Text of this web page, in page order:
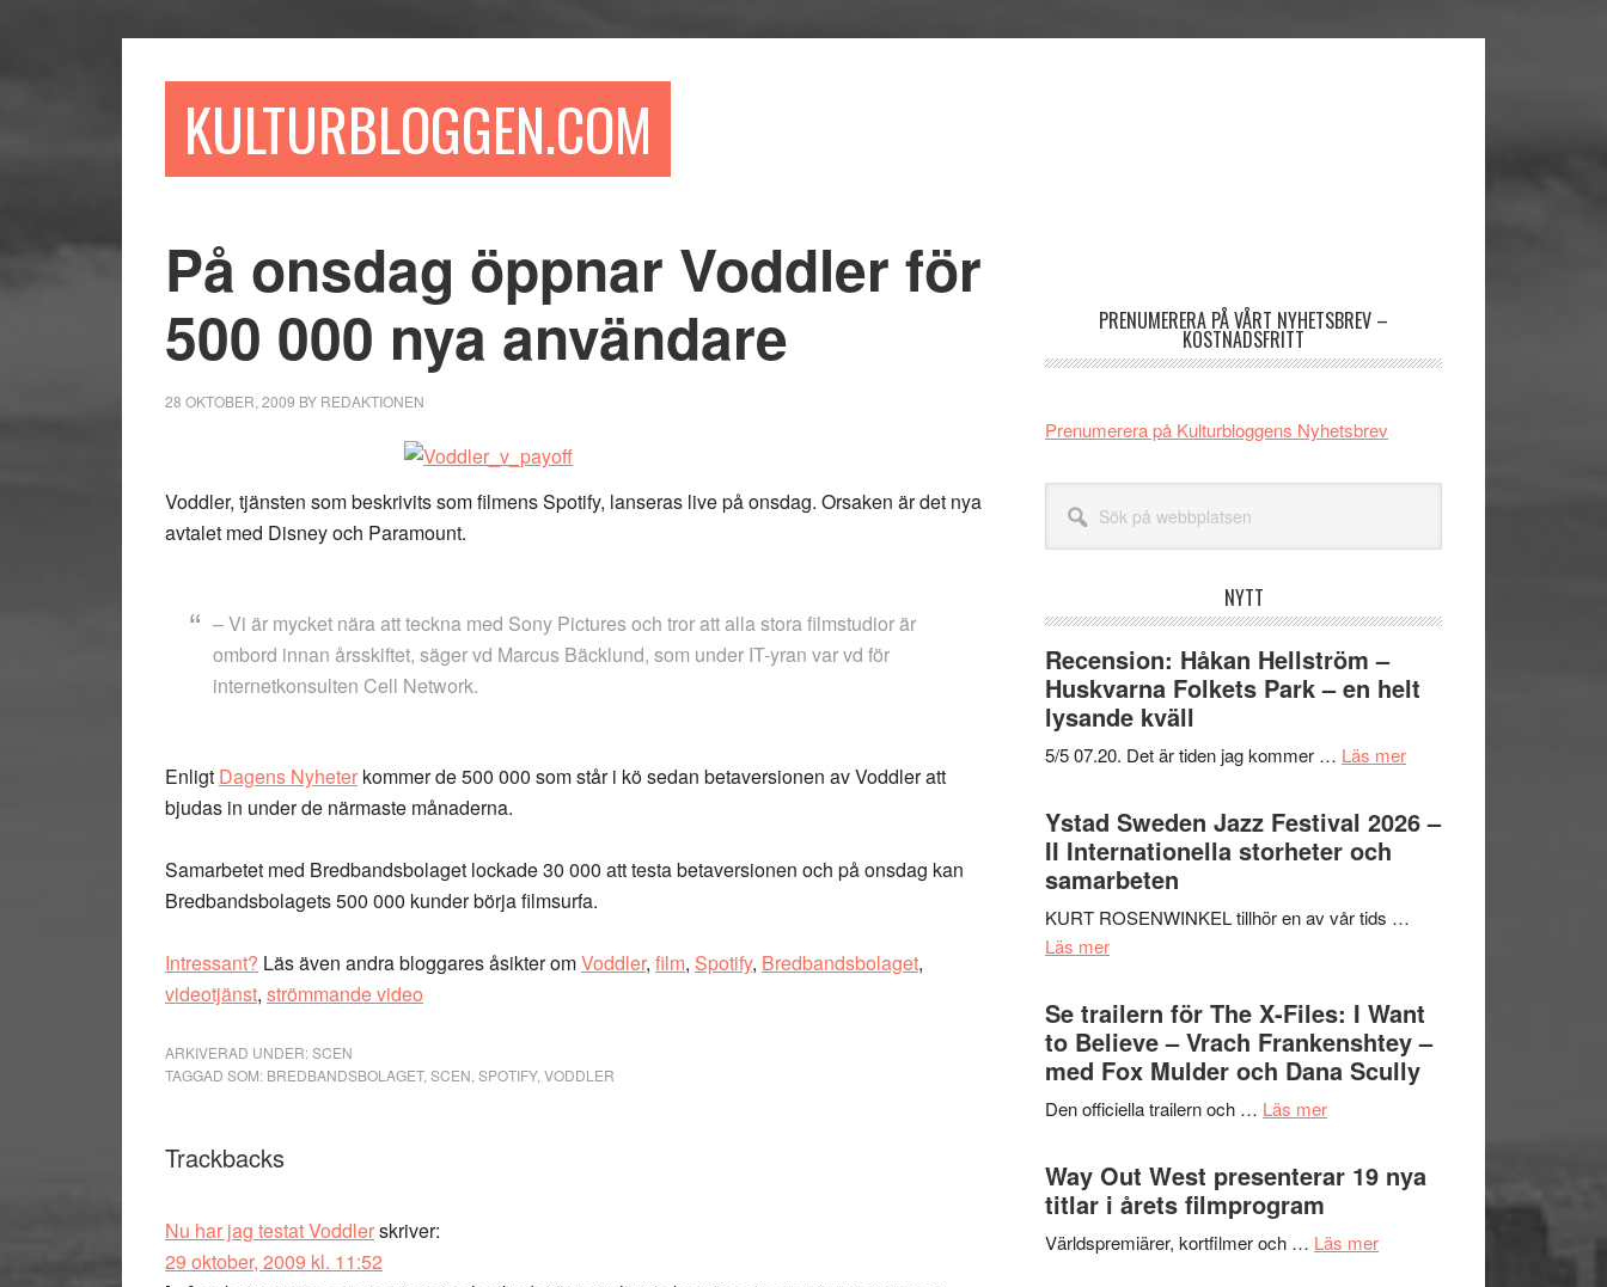
KULTURBLOGGEN.COM
På onsdag öppnar Voddler för
500 000 nya användare
28 OKTOBER, 2009 BY REDAKTIONEN
Voddler, tjänsten som beskrivits som filmens Spotify, lanseras live på onsdag. Orsaken är det nya
avtalet med Disney och Paramount.
– Vi är mycket nära att teckna med Sony Pictures och tror att alla stora filmstudior är
ombord innan årsskiftet, säger vd Marcus Bäcklund, som under IT-yran var vd för
internetkonsulten Cell Network.
Enligt Dagens Nyheter kommer de 500 000 som står i kö sedan betaversionen av Voddler att
bjudas in under de närmaste månaderna.
Samarbetet med Bredbandsbolaget lockade 30 000 att testa betaversionen och på onsdag kan
Bredbandsbolagets 500 000 kunder börja filmsurfa.
Intressant? Läs även andra bloggares åsikter omVoddler, film, Spotify, Bredbandsbolaget,
videotjänst, strömmande video
ARKIVERAD UNDER:SCEN
TAGGAD SOM: BREDBANDSBOLAGET, SCEN SPOTIFY, VODDLER
Läsarkommentarer
Trackbacks
Nu har jag testat Voddlerskriver:
29 oktober, 2009 kl. 11:52
PRENUMERERA PÅ VÅRT NYHETSBREV –
KOSTNADSFRITT
Prenumerera på Kulturbloggens Nyhetsbrev
webbplatsen
NYTT
Recension: Håkan Hellström –
Huskvarna Folkets Park – en helt
lysande kväll
5/5 07.20. Det är tiden jag kommer … Läs merom
Håkan
Hellström
Folkets
en
helt
lysande
Ystad Sweden Jazz Festival 2026 –
II Internationella storheter och
samarbeten
KURT ROSENWINKEL tillhör en av vår tids …
Läs merom
Sweden
Jazz
Festival
2026
–
Internationella
storheter
och
samarbeten
Se trailern för The X-Files: I Want
to Believe – Vrach Frankenshtey –
med Fox Mulder och Dana Scully
Den officiella trailern och … Läs merom
trailern
för
X-
Way Out West presenterar 19 nya
titlar i årets filmprogram
Världspremiärer, kortfilmer och … Läs merom